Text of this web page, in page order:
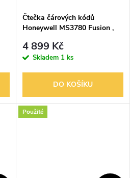
Čtečka čárových kódů
Honeywell MS3780 Fusion ,
4 899 Kč
Skladem 1 ks
DO KOŠÍKU
Použité